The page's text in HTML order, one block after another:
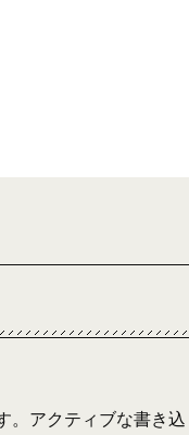
。アクティブな書き込